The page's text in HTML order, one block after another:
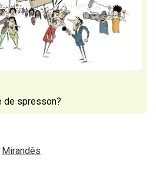
de spresson?
Mirandês